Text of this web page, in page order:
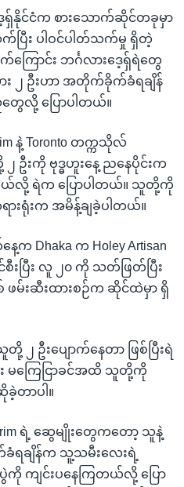
ရှ်နိုင်ငံက စားသောက်ဆိုင်တခုမှာ
ြီး ပါဝင်ပါတ်သက်မှု ရှိတဲ့
ကြောင်း ဘင်္ဂလားဒေ့ရှ်ရဲတွေ
း ၂ ဦးဟာ အတိုက်ခိုက်ခံရချိန်
ေလို့ ပြောပါတယ်။
နဲ့ Toronto တက္ကသိုလ်
၂ ဦးကို ဗုဒ္ဓဟူးနေ့ ညနေပိုင်းက
ယ်လို့ ရဲက ပြောပါတယ်။ သူတို့ကို
းရုံးက အမိန့်ချခဲ့ပါတယ်။
Dhaka က Holey Artisan
းပြီး လူ ၂၀ ကို သတ်ဖြတ်ပြီး
ဖမ်းဆီးထားစဉ်က ဆိုင်ထဲမှာ ရှိ
၂ ဦးပျောက်နေတာ ဖြစ်ပြီးရဲ
မကြေငြာခင်အထိ သူတို့ကို
တာပါ။
ရဲ့ ဆွေမျိုးတွေကတော့ သူနဲ့
ချိန်က သူ့သမီးလေးရဲ့
ကို ကျင်းပနေကြတယ်လို့ ပြော